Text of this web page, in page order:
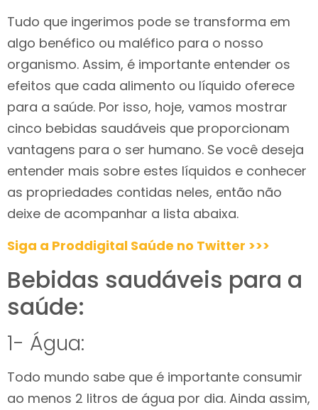
Tudo que ingerimos pode se transforma em
algo benéfico ou maléfico para o nosso
organismo. Assim, é importante entender os
efeitos que cada alimento ou líquido oferece
para a saúde. Por isso, hoje, vamos mostrar
cinco bebidas saudáveis que proporcionam
vantagens para o ser humano. Se você deseja
entender mais sobre estes líquidos e conhecer
as propriedades contidas neles, então não
deixe de acompanhar a lista abaixa.
Siga a Proddigital Saúde no Twitter >>>
Bebidas saudáveis para a
saúde:
1- Água:
Todo mundo sabe que é importante consumir
ao menos 2 litros de água por dia. Ainda assim,